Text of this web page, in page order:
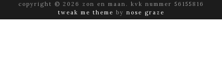
copyright © 2026 zon en maan. kvk nummer 56155816
tweak me theme by nose graze